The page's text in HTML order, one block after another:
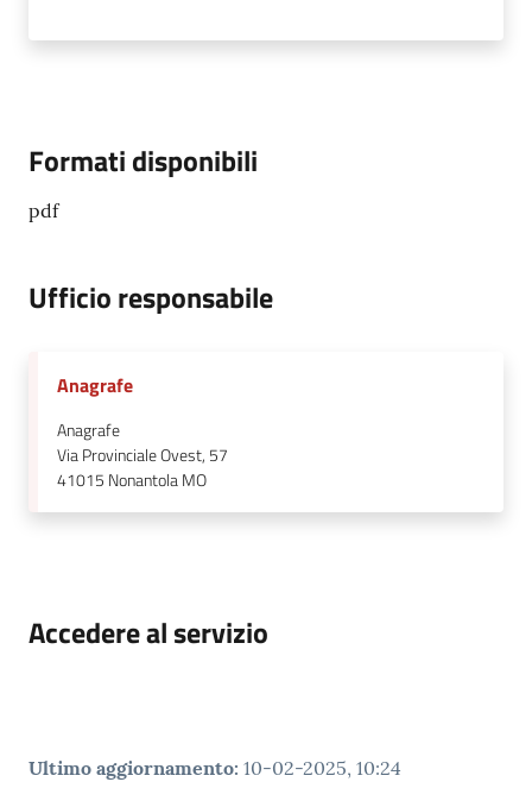
Formati disponibili
pdf
Ufficio responsabile
Anagrafe
Anagrafe
Via Provinciale Ovest, 57
41015 Nonantola MO
Accedere al servizio
Ultimo aggiornamento: 10-02-2025, 10:24